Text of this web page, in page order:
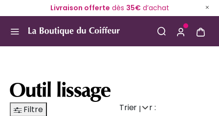
Livraison offerte dès 35€d’achat
Outil lissage
Trier par :
Filtre